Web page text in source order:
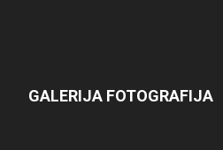
GALERIJA FOTOGRAFIJA